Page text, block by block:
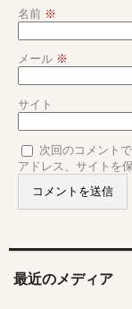
名前 ※
メール ※
サイト
次回のコメント
アドレス、サイトを
最近のメディア